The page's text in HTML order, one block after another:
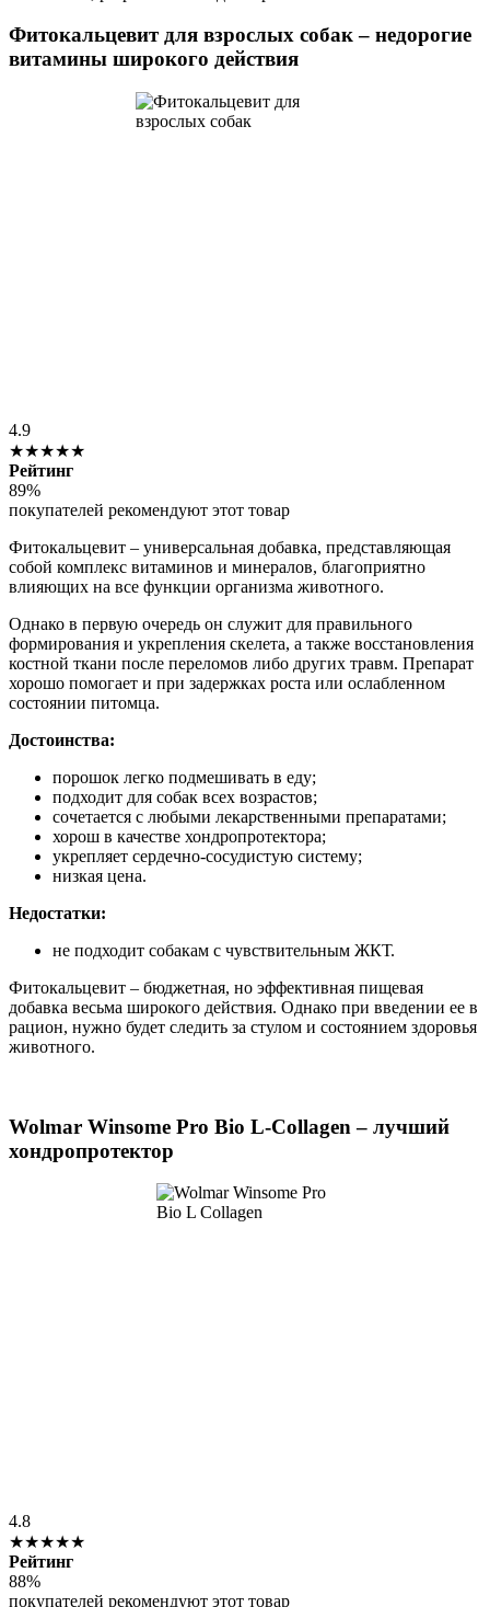
Фитокальцевит для взрослых собак – недорогие
витамины широкого действия
4.9
★★★★★
Рейтинг
89%
покупателей рекомендуют этот товар
Фитокальцевит – универсальная добавка, представляющая
собой комплекс витаминов и минералов, благоприятно
влияющих на все функции организма животного.
Однако в первую очередь он служит для правильного
формирования и укрепления скелета, а также восстановления
костной ткани после переломов либо других травм. Препарат
хорошо помогает и при задержках роста или ослабленном
состоянии питомца.
Достоинства:
порошок легко подмешивать в еду;
подходит для собак всех возрастов;
сочетается с любыми лекарственными препаратами;
хорош в качестве хондропротектора;
укрепляет сердечно-сосудистую систему;
низкая цена.
Недостатки:
не подходит собакам с чувствительным ЖКТ.
Фитокальцевит – бюджетная, но эффективная пищевая
добавка весьма широкого действия. Однако при введении ее в
рацион, нужно будет следить за стулом и состоянием здоровья
животного.
Wolmar Winsome Pro Bio L-Collagen – лучший
хондропротектор
4.8
★★★★★
Рейтинг
88%
покупателей рекомендуют этот товар